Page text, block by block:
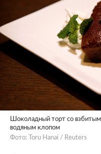
Шоколадный торт со
водяным клопом
Фото: Toru Hanai / Reuters